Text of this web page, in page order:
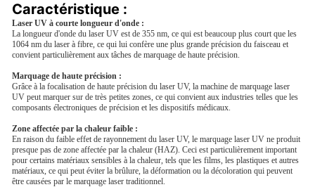
Caractéristique :
Laser UV à courte longueur d'onde :
La longueur d'onde du laser UV est de 355 nm, ce qui est beaucoup plus court que les
1064 nm du laser à fibre, ce qui lui confère une plus grande précision du faisceau et
convient particulièrement aux tâches de marquage de haute précision.
Marquage de haute précision :
Grâce à la focalisation de haute précision du laser UV, la machine de marquage laser
UV peut marquer sur de très petites zones, ce qui convient aux industries telles que les
composants électroniques de précision et les dispositifs médicaux.
Zone affectée par la chaleur faible :
En raison du faible effet de rayonnement du laser UV, le marquage laser UV ne produit
presque pas de zone affectée par la chaleur (HAZ). Ceci est particulièrement important
pour certains matériaux sensibles à la chaleur, tels que les films, les plastiques et autres
matériaux, ce qui peut éviter la brûlure, la déformation ou la décoloration qui peuvent
être causées par le marquage laser traditionnel.